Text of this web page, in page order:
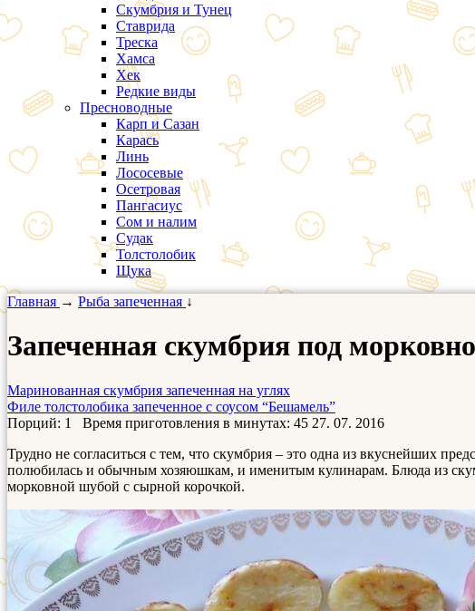
Скумбрия и Тунец
Ставрида
Треска
Хамса
Хек
Редкие виды
Пресноводные
Карп и Сазан
Карась
Линь
Лососевые
Осетровая
Пангасиус
Сом и налим
Судак
Толстолобик
Щука
Главная → Рыба запеченная ↓
Запеченная скумбрия под
Маринованная скумбрия запеченная на углях
Филе толстолобика запеченное с соусом “Бешамель”
Порций: 1 Время приготовления в минутах: 45 27. 07. 2016
Трудно не согласиться с тем, что скумбрия – это одна из вкуснейших
полюбилась и обычным хозяюшкам, и именитым кулинарам. Блюда из
морковной шубой с сырной корочкой.